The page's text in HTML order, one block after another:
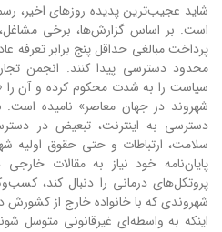
شاید عجیب‌ترین پدیده روزهای اخیر،
است. بر اساس گزارش‌ها، برخی مشاغل،
پرداخت مبالغی حداقل پنج برابر تعرفه
محدود دسترسی پیدا کنند. انجمن
سیاست را به شدت محکوم کرده و آن را
شهروند در جهان معاصر» نامیده
دسترسی به اینترنت، تبعیض در
سلامت، ارتباطات و حتی حقوق اولیه
پایان‌نامه خود نیاز به مقالات
پروتکل‌های درمانی را دنبال کند،
شهروندی که با خانواده خارج از کشورش
اینکه به واسطه‌ای غیرقانونی متوسل